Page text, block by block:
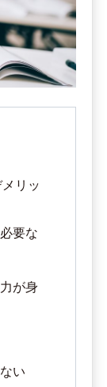
リッ
要な
が身
い